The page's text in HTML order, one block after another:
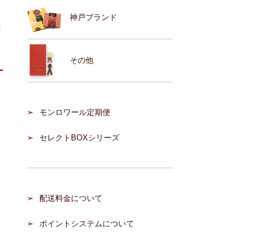
神戸ブランド
その他
モンロワール定期便
セレクトBOXシリーズ
配送料金について
ポイントシステムについて